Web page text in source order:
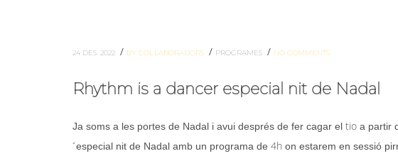
24 DES. 2022 / BY COL·LABORADORS / PROGRAMES / NO COMMENTS
Rhythm is a dancer especial nit de Nadal
Ja soms a les portes de Nadal i avui després de fer cagar el tio a partir
´especial nit de Nadal amb un programa de 4h on estarem en sessió